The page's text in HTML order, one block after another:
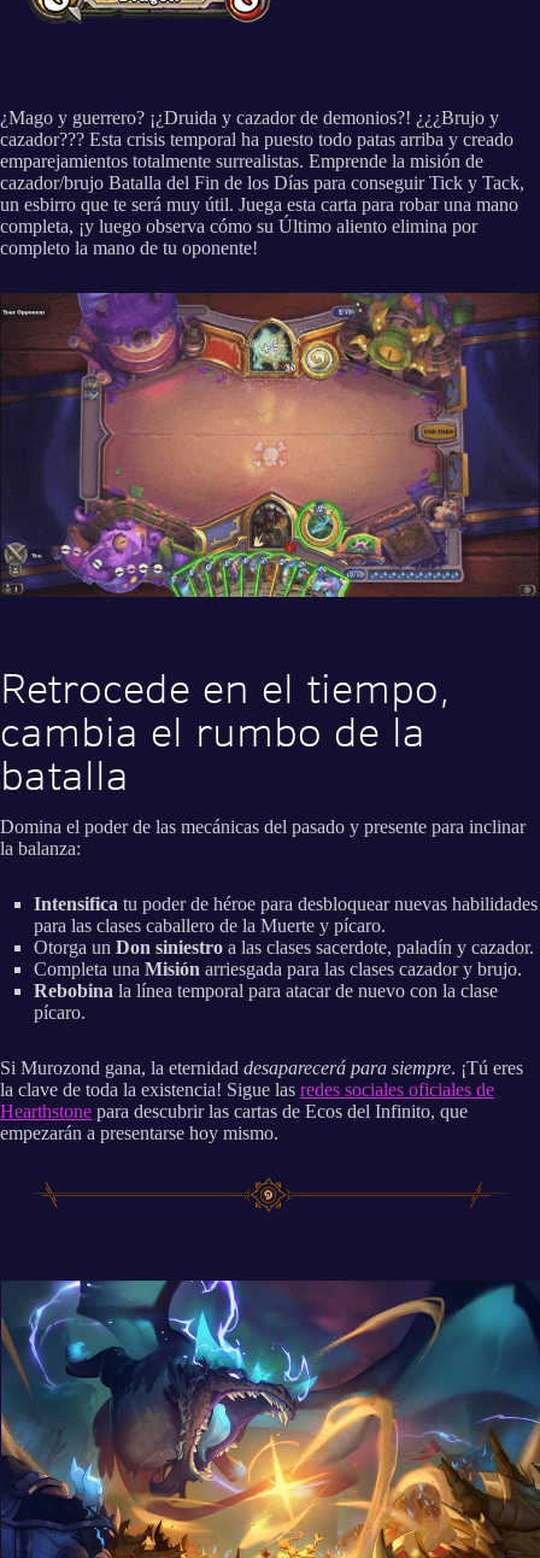
¿Mago y guerrero? ¡¿Druida y cazador de demonios?! ¿¿¿Brujo y
cazador??? Esta crisis temporal ha puesto todo patas arriba y creado
emparejamientos totalmente surrealistas. Emprende la misión de
cazador/brujo Batalla del Fin de los Días para conseguir Tick y Tack,
un esbirro que te será muy útil. Juega esta carta para robar una mano
completa, ¡y luego observa cómo su Último aliento elimina por
completo la mano de tu oponente!
Retrocede en el tiempo,
cambia el rumbo de la
batalla
Domina el poder de las mecánicas del pasado y presente para inclinar
la balanza:
Intensifica tu poder de héroe para desbloquear nuevas habilidades
para las clases caballero de la Muerte y pícaro.
Otorga un Don siniestro a las clases sacerdote, paladín y cazador.
Completa una Misión arriesgada para las clases cazador y brujo.
Rebobina la línea temporal para atacar de nuevo con la clase
pícaro.
Si Murozond gana, la eternidad desaparecerá para siempre. ¡Tú eres
la clave de toda la existencia! Sigue las redes sociales oficiales de
Hearthstone para descubrir las cartas de Ecos del Infinito, que
empezarán a presentarse hoy mismo.